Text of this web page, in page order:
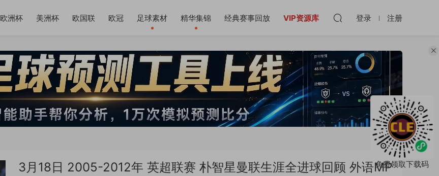
欧洲杯 美洲杯 欧国联 欧冠 足球素材 精华集锦 经典赛事回放 VIP资源库 登录 注册
3月18日 2005-2012年 英超联赛 朴智星曼联生涯全进球回顾 外语MP免费领取下载码